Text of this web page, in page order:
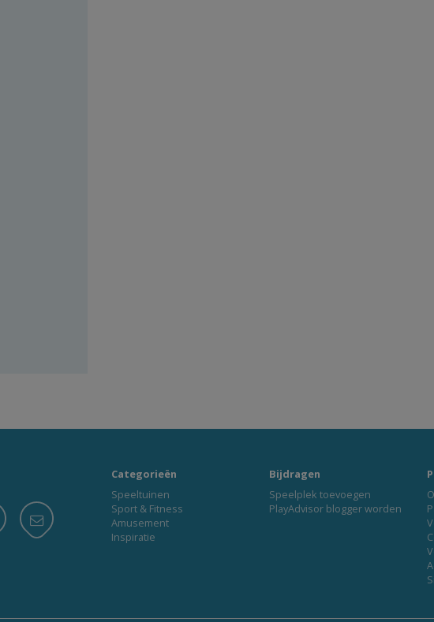
Categorieën
Speeltuinen
Sport & Fitness
Amusement
Inspiratie
Bijdragen
Speelplek toevoegen
PlayAdvisor blogger worden